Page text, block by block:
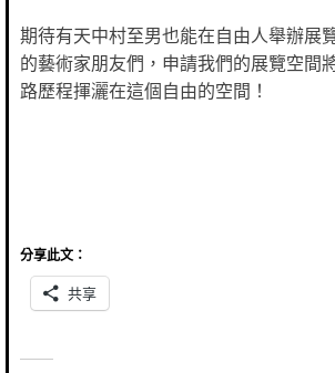
期待有天中村至男也能在自由人舉辦展
的藝術家朋友們，申請我們的展覽空間
路歷程揮灑在這個自由的空間！
分享此文：
共享